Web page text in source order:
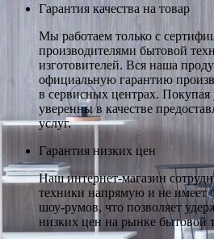
Гарантия качества на товар
Мы работаем только с
производителями бытовой
изготовителей. Вся наша
официальную гарантию
в сервисных центрах.
уверенны в качестве
услуг.
Гарантия низких цен
Наш интернет-магазин
техники напрямую и не имеет
шоу-румов, что позволяет
низких цен на рынке бытовой